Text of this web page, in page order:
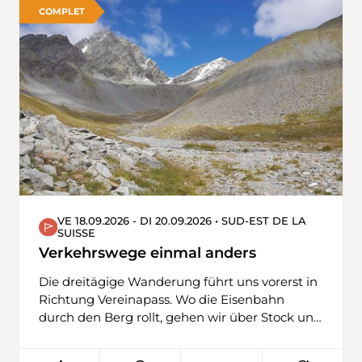
Schnee ». Une vue impressionnante s'ouvre sur
la face est du Mont-Rose avec la Pointe Dufour.
Le col du Monte Moro est un col très fréquenté
depuis de nombreux siècles. Le retour vers
Mattmark s'effectue par le même chemin, en
passant cette fois-ci par le côté droit de la
vallée du lac de retenue et, à la fin, par
l'imposante crête du barrage.
COMPLET
VE 18.09.2026 - DI 20.09.2026 • SUD-EST DE LA
SUISSE
Verkehrswege einmal anders
Die dreitägige Wanderung führt uns vorerst in
Richtung Vereinapass. Wo die Eisenbahn
durch den Berg rollt, gehen wir über Stock und